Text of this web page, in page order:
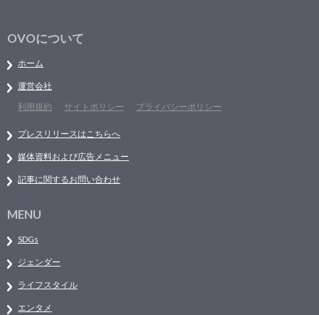
OVOについて
ホーム
運営会社
利用規約
サイトポリシー プライバシーポリシー
プレスリリースはこちらへ
媒体資料および広告メニュー
記事に関するお問い合わせ
MENU
SDGs
ジェンダー
ライフスタイル
エンタメ